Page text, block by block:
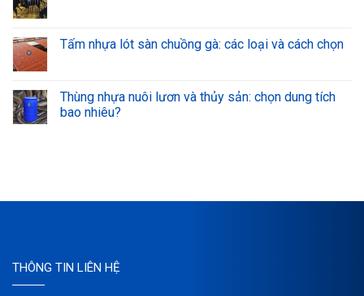
Tấm nhựa lót sàn chuồng gà: các loại và cách chọn
Thùng nhựa nuôi lươn và thủy sản: chọn dung tích
bao nhiêu?
THÔNG TIN LIÊN HỆ